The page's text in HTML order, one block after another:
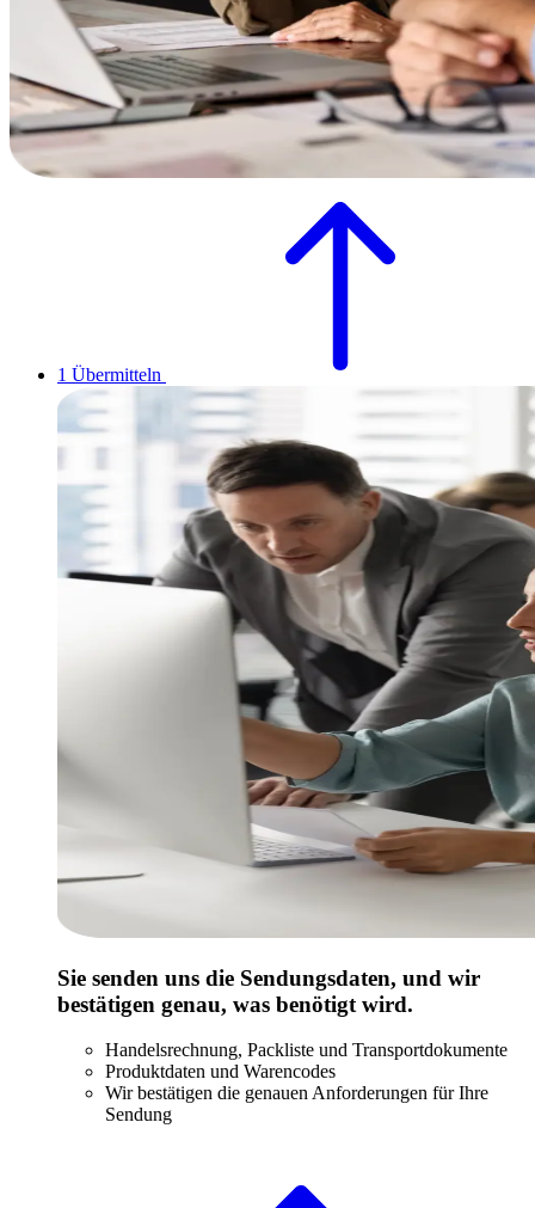
1 Übermitteln
Sie senden uns die Sendungsdaten, und wir
bestätigen genau, was benötigt wird.
Handelsrechnung, Packliste und Transportdokumente
Produktdaten und Warencodes
Wir bestätigen die genauen Anforderungen für Ihre
Sendung